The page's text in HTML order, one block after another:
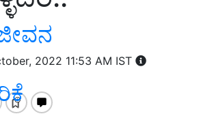
2022 11:53 AM IST